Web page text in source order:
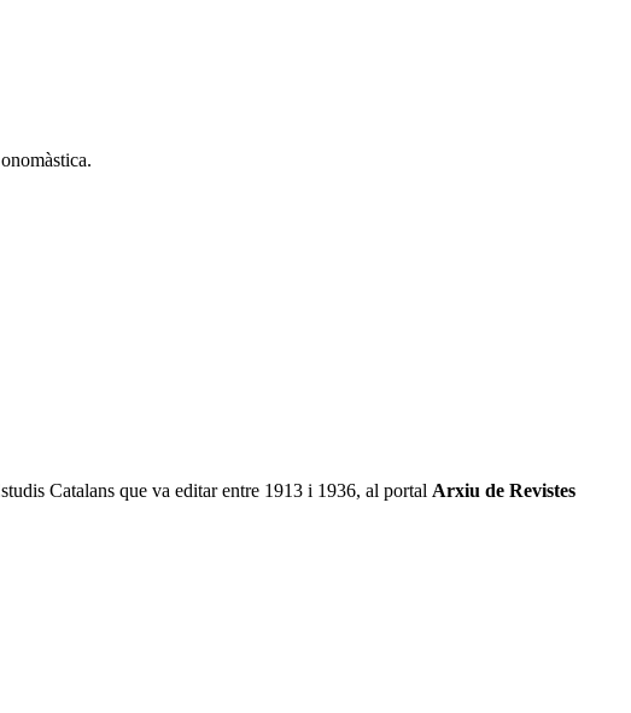
Catalans que va editar entre 1913 i 1936, al portal Arxiu de Revistes